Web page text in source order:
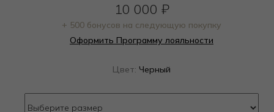
10 000 ₽
+ 500 бонусов на следующую покупку
Оформить Программу лояльности
Цвет: Черный